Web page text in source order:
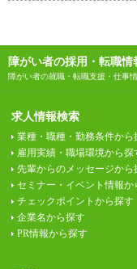
障がい者の採用・転職
障がい者の就職・転職支援・仕事
求人情報検索
業種・職種・勤務条件から
雇用実績・職場環境から探
先輩からのメッセージから
セミナー・イベント情報か
チェックポイントから探す
企業名から探す
PR情報から探す